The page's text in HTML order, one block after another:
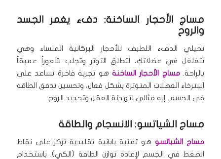
مساج الأحجار الساخنة: دفء يغمر الجسد
والروح
تخيلي الدفء اللطيف للأحجار البركانية الملساء وهي
تتغلغل في عضلاتكِ، لتطلق التوتر وتجلب شعوراً عميقاً
بالراحة.مساج الأحجار الساخنة هو تجربة فاخرة تساعد على
استرخاء العضلات المتوترة بشكل فعال، وتحسين تدفق الطاقة
في الجسم. إنه مثالي لتهدئة العقل وتجديد الروح.
مساج الشياتسو: الانسجام والطاقة
مساج الشياتسوهو تقنية يابانية تقليدية تركز على نقاط
الضغط في الجسم لإعادة توازن الطاقة (الكي). باستخدام